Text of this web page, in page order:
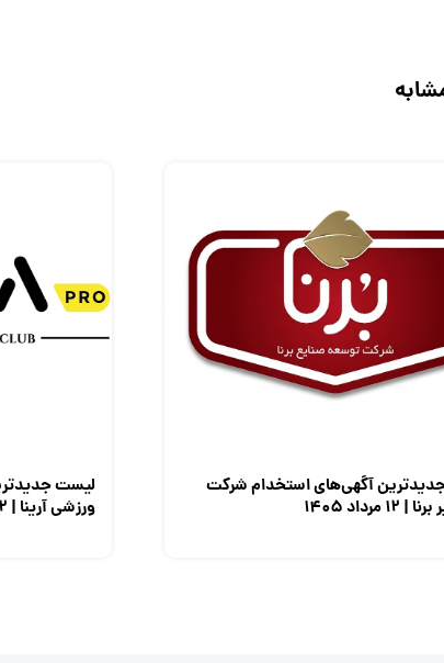
آگهی‌های استخدام شرکت
مرداد ۱۴۰۵
لیست
ورزشی آرینا | ۱۲ مرداد ۱۴۰۵